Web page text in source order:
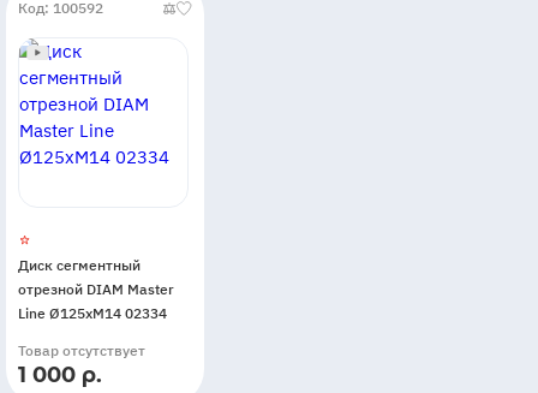
Код: 100592
Диск сегментный
отрезной DIAM Master
Line Ø125xМ14 02334
Товар отсутствует
1 000 р.